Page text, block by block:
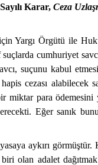
Karar,Ceza
Yargı Örgütü ile
cumhuriyet
suçunu kabul
cezası alabilecek
miktar para ödemesini
Eğer sanık
aykırı görmüştür.
olan adalet